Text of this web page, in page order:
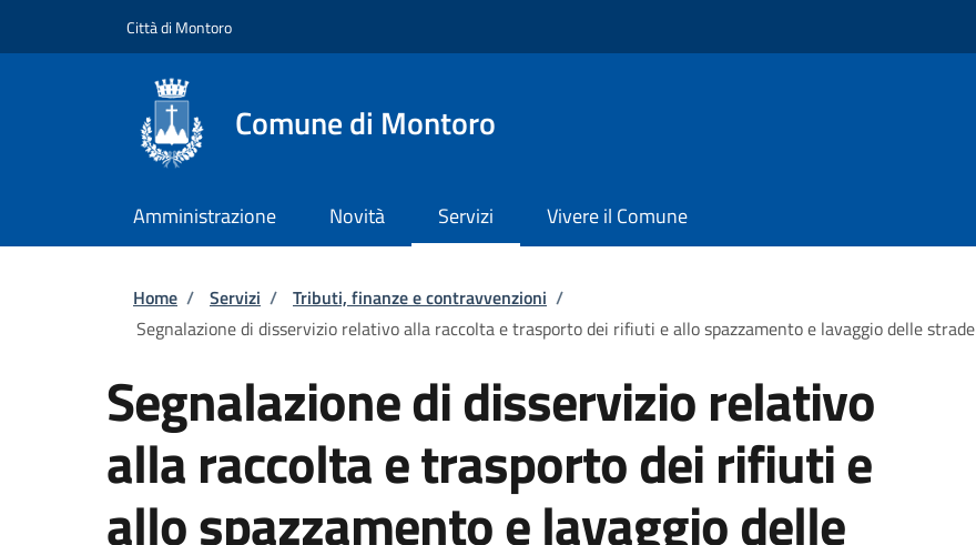
Città di Montoro
Comune di Montoro
Amministrazione Novità Servizi Vivere il Comune
Briciole di pane
Home / Servizi / Tributi, finanze e contravvenzioni /
Segnalazione di disservizio relativo alla raccolta e trasporto dei rifiuti e allo spazzamento e lavaggio delle strade
Segnalazione di disservizio relativo
alla raccolta e trasporto dei rifiuti e
allo spazzamento e lavaggio delle